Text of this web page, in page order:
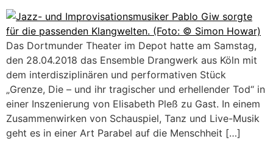
Das Dortmunder Theater im Depot hatte am Samstag,
den 28.04.2018 das Ensemble Drangwerk aus Köln mit
dem interdisziplinären und performativen Stück
„Grenze, Die – und ihr tragischer und erhellender Tod“ in
einer Inszenierung von Elisabeth Pleß zu Gast. In einem
Zusammenwirken von Schauspiel, Tanz und Live-Musik
geht es in einer Art Parabel auf die Menschheit […]